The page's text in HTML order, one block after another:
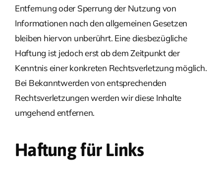
Entfernung oder Sperrung der Nutzung von
Informationen nach den allgemeinen Gesetzen
bleiben hiervon unberührt. Eine diesbezügliche
Haftung ist jedoch erst ab dem Zeitpunkt der
Kenntnis einer konkreten Rechtsverletzung möglich.
Bei Bekanntwerden von entsprechenden
Rechtsverletzungen werden wir diese Inhalte
umgehend entfernen.
Haftung für Links